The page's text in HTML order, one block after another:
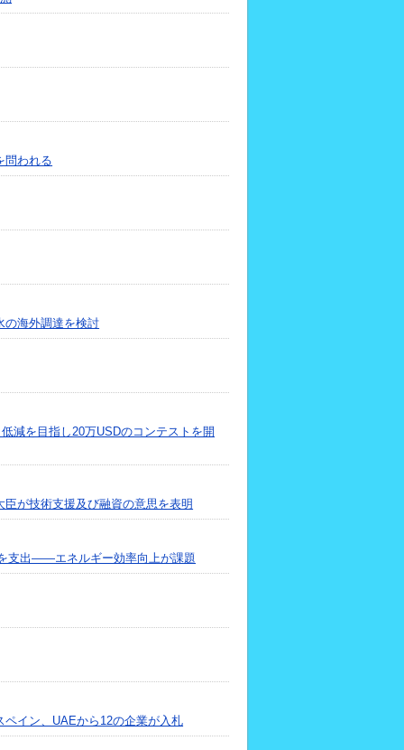
問われる
の海外調達を検討
減を目指し20万USDのコンテストを開
が技術支援及び融資の意思を表明
支出――エネルギー効率向上が課題
イン、UAEから12の企業が入札